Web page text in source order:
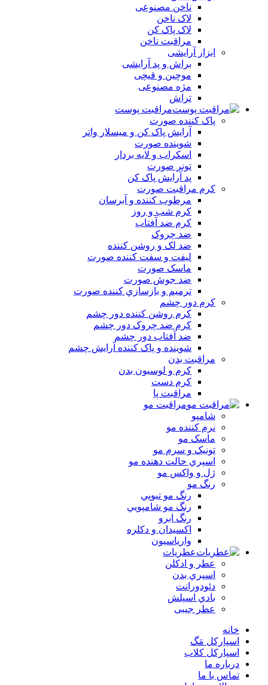
ناخن مصنوعی
لاک ناخن
لاک پاک کن
مراقبت ناخن
ابزار آرایشی
براش و پد آرایشی
موچین و قیچی
مژه مصنوعی
تراش
مراقبت پوست
پاک کننده صورت
آرايش پاک کن و ميسلار واتر
شوينده صورت
اسکراب و لايه بردار
تونر صورت
پد آرايش پاک کن
کرم مراقبت صورت
مرطوب کننده و آبرسان
کرم شب و روز
کرم ضد آفتاب
ضد چروک
ضد لک و روشن کننده
ليفت و سفت کننده صورت
ماسک صورت
ضد جوش صورت
ترميم و بازسازي کننده صورت
کرم دور چشم
کرم روشن کننده دور چشم
کرم ضد چروک دور چشم
ضد آفتاب دور چشم
شوينده و پاک کننده آرايش چشم
مراقبت بدن
کرم و لوسيون بدن
کرم دست
مراقبت پا
مراقبت مو
شامپو
نرم کننده مو
ماسک مو
تونيک و سرم مو
اسپري حالت دهنده مو
ژل و واکس مو
رنگ مو
رنگ مو تيوپي
رنگ مو شامپويي
رنگ ابرو
اکسيدان و دکلره
وارياسيون
عطریات
عطر و ادکلن
اسپري بدن
دئودورانت
بادي اسپلش
عطر جيبی
خانه
اسپارکل مَگ
اسپارکل کلاب
درباره ما
تماس با ما